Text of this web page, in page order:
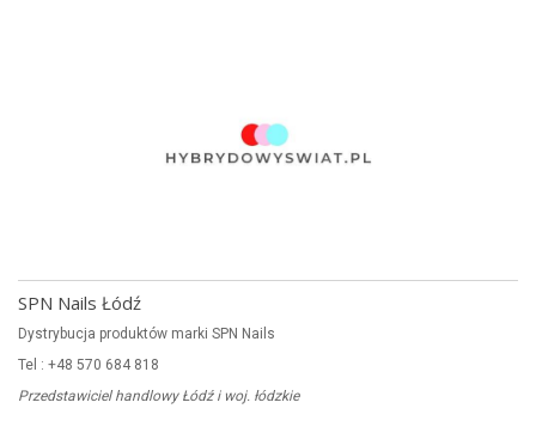
SPN Nails Łódź
Dystrybucja produktów marki SPN Nails
Tel : +48 570 684 818
Przedstawiciel handlowy Łódź i woj. łódzkie